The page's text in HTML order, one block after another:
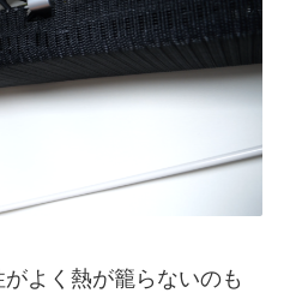
よく熱が籠らないのも